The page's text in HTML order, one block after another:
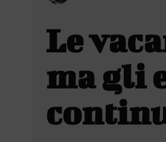
Le
ma gli